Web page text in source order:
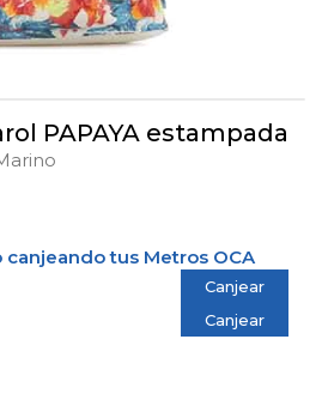
PAPAYA estampada
tus Metros OCA
Canjear
Canjear